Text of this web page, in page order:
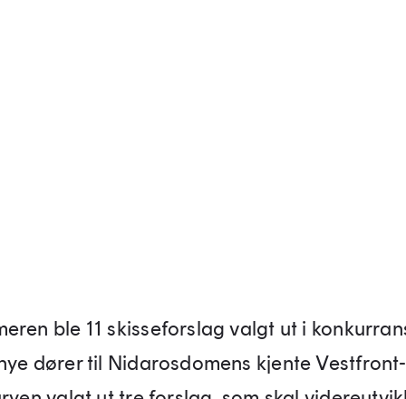
ble 11 skisseforslag valgt ut i
dører til Nidarosdomens kjente